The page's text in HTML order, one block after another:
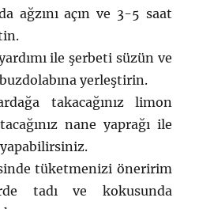
ağzını açın ve 3-5 saat
ile şerbeti süzün ve
yerleştirin.
takacağınız limon
nane yaprağı ile
tüketmenizi öneririm
tadı ve kokusunda